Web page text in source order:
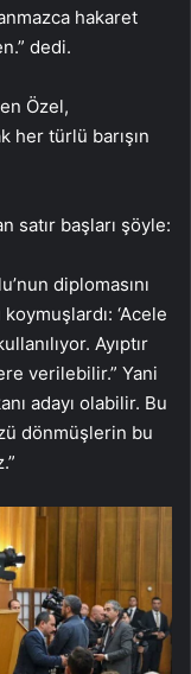
hakaret
dedi.
Özel,
her türlü barışın
satır başları şöyle:
diplomasını
‘Acele
Ayıptır
verilebilir.” Yani
adayı olabilir. Bu
dönmüşlerin bu